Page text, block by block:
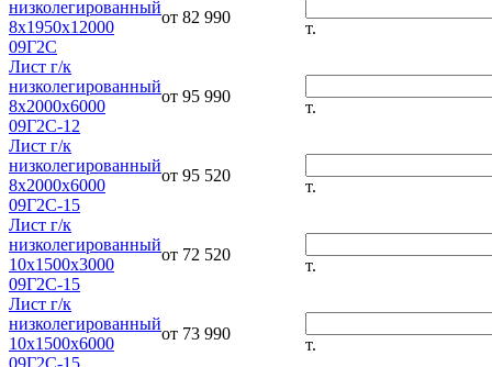
низколегированный
8х1950х12000
09Г2С
от 82 990
т.
Лист г/к
низколегированный
8х2000х6000
09Г2С-12
от 95 990
т.
Лист г/к
низколегированный
8х2000х6000
09Г2С-15
от 95 520
т.
Лист г/к
низколегированный
10х1500х3000
09Г2С-15
от 72 520
т.
Лист г/к
низколегированный
10х1500х6000
09Г2С-15
от 73 990
т.